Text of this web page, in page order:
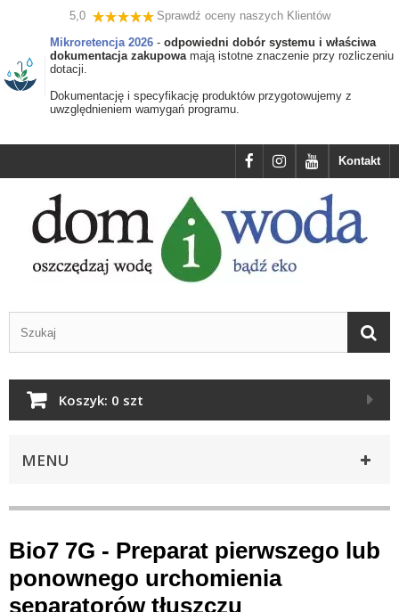
5,0
Sprawdź oceny naszych Klientów
Mikroretencja 2026 - odpowiedni dobór systemu i właściwa
dokumentacja zakupowamają istotne znaczenie przy rozliczeniu
dotacji.
Dokumentację i specyfikację produktów przygotowujemy z
uwzględnieniem wamygań programu.
Kontakt
Koszyk: 0 szt
MENU
Bio7 7G - Preparat pierwszego lub
ponownego urchomienia
separatorów tłuszczu